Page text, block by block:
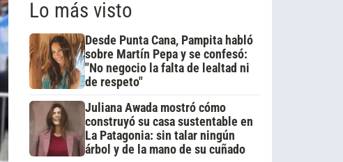
Lo más visto
Desde Punta Cana, Pampita habló
sobre Martín Pepa y se confesó:
"No negocio la falta de lealtad ni
de respeto"
Juliana Awada mostró cómo
construyó su casa sustentable en
La Patagonia: sin talar ningún
árbol y de la mano de su cuñado